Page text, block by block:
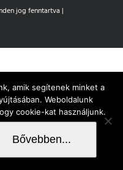
jog fenntartva |
amik segítenek minket a
Weboldalunk
cookie-kat használjunk.
Bővebben...